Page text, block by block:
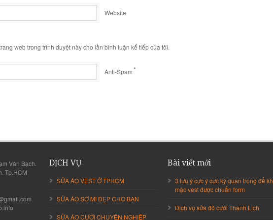
Website
web trong trình duyệt này cho lần bình luận kế tiếp của tôi.
Anti-Spam*
Văn Bạch.
Tp.HCM
DỊCH VỤ
SỬA ÁO VEST Ở TPHCM
SỬA ÁO SƠ MI ĐẸP CHO BẠN
SỬA ÁO CƯỚI CHUYÊN NGHIỆP
Bài viết mới
3 lưu ý cực ý cực kỳ quan trọng để
mặc vest được chuẩn form
Dịch vụ sửa đồ cưới Thanh Lịch